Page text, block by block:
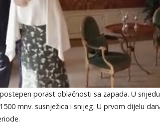
porast oblačnosti sa zapada. U
mnv. susnježica i snijeg. U prvom dijelu